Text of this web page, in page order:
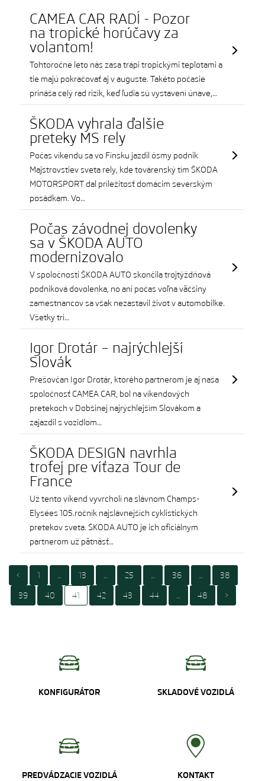
CAMEA CAR RADÍ - Pozor
na tropické horúčavy za
volantom!
Tohtoročné leto nás zasa trápi tropickými teplotami a
tie majú pokračovať aj v auguste. Takéto počasie
prináša celý rad rizík, keď ľudia sú vystavení únave,…
ŠKODA vyhrala ďalšie
preteky MS rely
Počas víkendu sa vo Fínsku jazdil ôsmy podnik
Majstrovstiev sveta rely, kde továrenský tím ŠKODA
MOTORSPORT dal príležitosť domácim severským
posádkam. Vo…
Počas závodnej dovolenky
sa v ŠKODA AUTO
modernizovalo
V spoločnosti ŠKODA AUTO skončila trojtýždňová
podniková dovolenka, no ani počas voľna väčšiny
zamestnancov sa však nezastavil život v automobilke.
Všetky tri…
Igor Drotár – najrýchlejší
Slovák
Prešovčan Igor Drotár, ktorého partnerom je aj naša
spoločnosť CAMEA CAR, bol na víkendových
pretekoch v Dobšinej najrýchlejším Slovákom a
zajazdil s vozidlom…
ŠKODA DESIGN navrhla
trofej pre víťaza Tour de
France
Už tento víkend vyvrcholí na slávnom Champs-
Elysées 105.ročník najslávnejších cyklistických
pretekov sveta. ŠKODA AUTO je ich oficiálnym
partnerom už pätnásť…
< 1 … 13 … 25 … 36 … 38
39 40 41 42 43 44 … 48 >
KONFIGURÁTOR SKLADOVÉ VOZIDLÁ
PREDVÁDZACIE VOZIDLÁ KONTAKT